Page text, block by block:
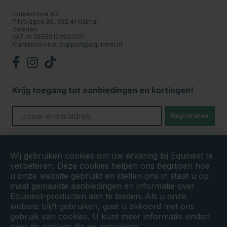
Horseonline AB
Pilotvägen 30, 392 41 Kalmar
Zweden
VAT.nr: SE559123992501
Klantenservice: support@equinest.nl
Krijg toegang tot aanbiedingen en kortingen!
Registreren
Wij gebruiken cookies om uw ervaring bij Equinest te
verbeteren. Deze cookies helpen ons begrijpen hoe
u onze website gebruikt en stellen ons in staat u op
maat gemaakte aanbiedingen en informatie over
Equinest-producten aan te bieden. Als u onze
website blijft gebruiken, gaat u akkoord met ons
gebruik van cookies. U kunt meer informatie vinden